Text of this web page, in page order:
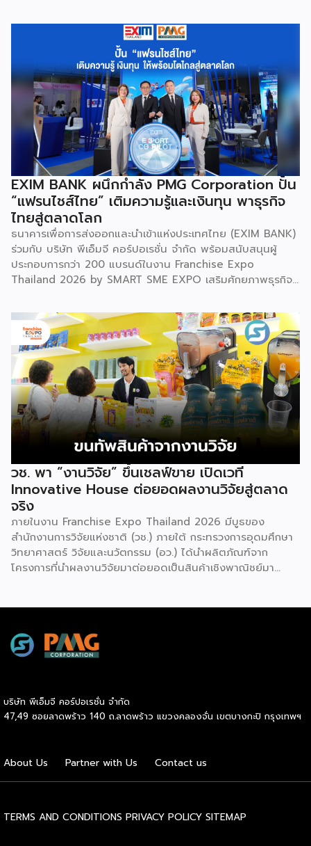
โดยมี สถาบันเทคโนโลยีนิวเคลียร์แห่งชาติ (องค์การมหาชน) หรือ
สทน. รับหน้าที่เป็นเจ้าภาพหลัก ณ สำนักงาน สทน. องครักษ์ เพื่อ
มุ่งระดมสมองวิศวกรและนักวิจัยไทยในการยกระดับเครื่องมือ
วิทยาศาสตร์ขั้นสูง และสร้างเสถียรภาพทางเทคโนโลยี
(National Resilience) ให้แก่ประเทศอย่างยั่งยืน ศ.ดร.ยศชนัน
วงศ์สวัสดิ์ รัฐมนตรีว่าการกระทรวง อว. ประธานในพิธีเปิดเปิดเผย
ว่า “การประชุมในครั้งนี้เป็นหมุดหมายสำคัญในการหลอมรวมความ
เชี่ยวชาญของ 4 สถาบันใหญ่ เพื่อขับเคลื่อนจากงานวิจัยพื้นฐาน
ไปสู่การสร้างมูลค่าเชิงอุตสาหกรรม โดยมุ่งสร้างเครือข่ายวิศวกร
สมรรถนะสูงที่จะเป็นฐานกำลังในการพัฒนาเทคโนโลยีเชิง
ยุทธศาสตร์ (Strategic Technologies) รองรับอุตสาหกรรม
แห่งอนาคต และพาประเทศก้าวทะยานสู่เวทีโลกได้อย่างภาคภูมิ”
ไฮไลต์สำคัญของการจัดงานในครั้งนี้ […]
EXIM BANK ผนึกกำลัง PMG Corporation ปั้น
“แฟรนไชส์ไทย” เติมความรู้และเงินทุน พาธุรกิจ
ไทยสู่ตลาดโลก
ธนาคารเพื่อการส่งออกและนำเข้าแห่งประเทศไทย (EXIM BANK)
ร่วมกับ บริษัท พีเอ็มจี คอร์ปอเรชั่น จำกัด พร้อมสนับสนุนผู้
ประกอบการกว่า 200 แบรนด์ในงาน Franchise Expo
Thailand 2026 by SMART SME EXPO เสริมศักยภาพธุรกิจ
บริหารธุรกิจ การวางแผนการเงิน และการบริหารความเสี่ยง
เตรียมความพร้อมสำหรับการขยายตลาดสู่ต่างประเทศ โดยการ
จัดงานครั้งนี้คาดว่าจะสร้างมูลค่าทางเศรษฐกิจราว 220 ล้านบาท
แฟรนไชส์ไม่ใช่เพียงโมเดลธุรกิจ แต่คือ โอกาสในการต่อยอด
แบรนด์ไทยให้ก้าวสู่ตลาดใหม่ EXIM BANK จึงผนึกกำลัง
พันธมิตร สนับสนุนผู้ประกอบการไทยให้พร้อม ขยายธุรกิจ สร้าง
แบรนด์ และเปิดตลาดต่างประเทศ EXIM BANK พร้อมร่วมเดิน
ทางสู่การเปิดตลาดใหม่ เพื่อพา “แฟรนไชส์ไทย” เติบโตไกลใน
ตลาดโลก ด้วยบทบาท Export Co-pilot ที่พร้อมเคียงข้าง
ธุรกิจไทยในทุกเส้นทาง
วช. พา “งานวิจัย” ขึ้นเชลฟ์ขาย เปิดเวที
Innovative House ต่อยอดผลงานวิจัยสู่ตลาด
จริง
ภายในงาน Franchise Expo Thailand 2026 มีบูธของ
สำนักงานการวิจัยแห่งชาติ (วช.) ภายใต้ กระทรวงการอุดมศึกษา
วิทยาศาสตร์ วิจัยและนวัตกรรม (อว.) ได้นำผลิตภัณฑ์จาก
โครงการที่นำผลงานวิจัยมาต่อยอดเป็นสินค้าเชิงพาณิชย์มา
ไทยตั้งแต่ต้นน้ำยันปลายน้ำ กิจกรรมที่นำมาจัดแสดงในบูธ
ครั้งนี้เป็นส่วนหนึ่งของทุนที่ วช. สนับสนุนภายใต้ชุดโครงการ
ไปพัฒนาต่อจนสามารถขายได้จริงในเชิงพาณิชย์ ไม่ใช่แค่งาน
วิจัยที่อยู่ในห้องแล็บ โดยสินค้าที่นำมาโชว์ในบูธจึงเป็นผลิตภัณฑ์
แปรรูปเป็นเมนูอาหาร-เครื่องดื่มให้ผู้ร่วมงานเห็นวิธีใช้งานจริง
โดยนำ ‘น้ำผึ้ง’ ที่ไม่ได้นำมาวางขายแบบเดิม ๆ แต่แปรรูปเป็น
สร้างประสบการณ์ให้คนในงานได้ทดลองสัมผัสสินค้าจริง และหาก
บริษัท พีเอ็มจี คอร์ปอเรชั่น จำกัด
47,49 ซอยลาดพร้าว 140 ถ.ลาดพร้าว แขวงคลองจั่น เขตบางกะปิ กรุงเทพฯ
About Us Partner with Us Contact us
TERMS AND CONDITIONS PRIVACY POLICY SITEMAP